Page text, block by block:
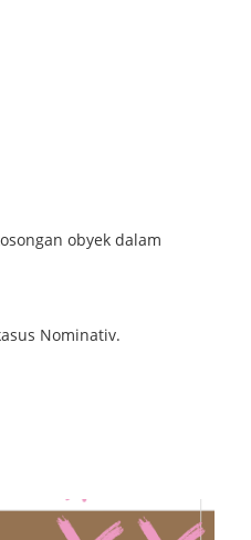
obyek dalam
Nominativ.